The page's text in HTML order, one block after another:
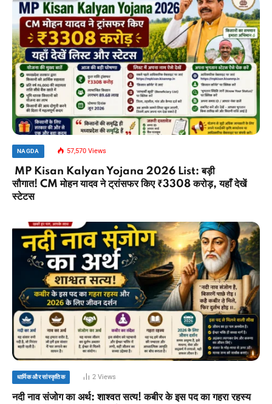
NAGDA 57,570 Views
MP Kisan Kalyan Yojana 2026 List: बड़ी
सौगात! CM मोहन यादव ने ट्रांसफर किए ₹3308 करोड़, यहाँ देखें
स्टेटस
धार्मिक और सांस्कृतिक 2Views
नदी नाव संजोग का अर्थ: शाश्वत सत्य! कबीर के इस पद का गहरा रहस्य